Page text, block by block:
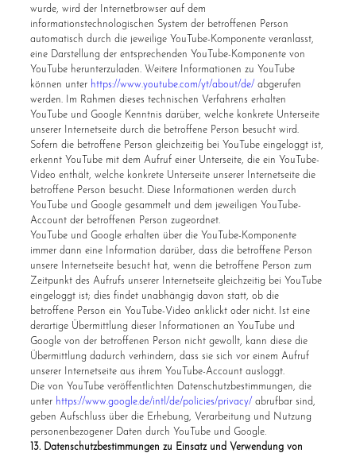
wurde, wird der Internetbrowser auf dem
informationstechnologischen System der betroffenen Person
automatisch durch die jeweilige YouTube-Komponente veranlasst,
eine Darstellung der entsprechenden YouTube-Komponente von
YouTube herunterzuladen. Weitere Informationen zu YouTube
können unter https://www.youtube.com/yt/about/de/ abgerufen
werden. Im Rahmen dieses technischen Verfahrens erhalten
YouTube und Google Kenntnis darüber, welche konkrete Unterseite
unserer Internetseite durch die betroffene Person besucht wird.
Sofern die betroffene Person gleichzeitig bei YouTube eingeloggt ist,
erkennt YouTube mit dem Aufruf einer Unterseite, die ein YouTube-
Video enthält, welche konkrete Unterseite unserer Internetseite die
betroffene Person besucht. Diese Informationen werden durch
YouTube und Google gesammelt und dem jeweiligen YouTube-
Account der betroffenen Person zugeordnet.
YouTube und Google erhalten über die YouTube-Komponente
immer dann eine Information darüber, dass die betroffene Person
unsere Internetseite besucht hat, wenn die betroffene Person zum
Zeitpunkt des Aufrufs unserer Internetseite gleichzeitig bei YouTube
eingeloggt ist; dies findet unabhängig davon statt, ob die
betroffene Person ein YouTube-Video anklickt oder nicht. Ist eine
derartige Übermittlung dieser Informationen an YouTube und
Google von der betroffenen Person nicht gewollt, kann diese die
Übermittlung dadurch verhindern, dass sie sich vor einem Aufruf
unserer Internetseite aus ihrem YouTube-Account ausloggt.
Die von YouTube veröffentlichten Datenschutzbestimmungen, die
unter https://www.google.de/intl/de/policies/privacy/ abrufbar sind,
geben Aufschluss über die Erhebung, Verarbeitung und Nutzung
personenbezogener Daten durch YouTube und Google.
13. Datenschutzbestimmungen zu Einsatz und Verwendung von